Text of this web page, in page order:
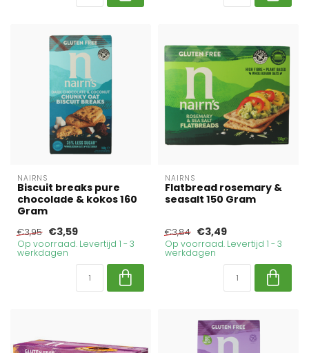
NAIRNS
Biscuit breaks pure
chocolade & kokos 160
Gram
€3,95 €3,59
Op voorraad. Levertijd 1 - 3
werkdagen
NAIRNS
Flatbread rosemary &
seasalt 150 Gram
€3,84 €3,49
Op voorraad. Levertijd 1 - 3
werkdagen